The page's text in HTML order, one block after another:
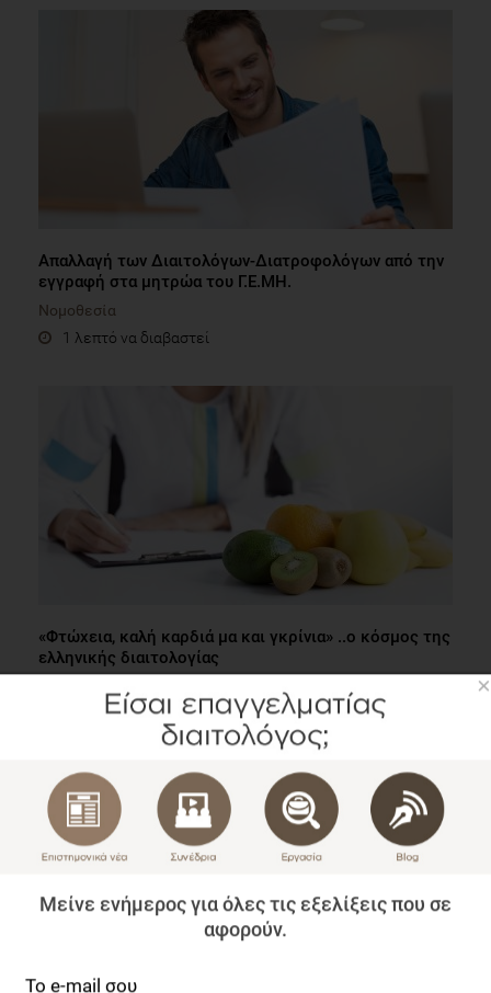
Απαλλαγή των Διαιτολόγων-Διατροφολόγων από την
εγγραφή στα μητρώα του Γ.Ε.ΜΗ.
Νομοθεσία
1 λεπτό να διαβαστεί
«Φτώχεια, καλή καρδιά μα και γκρίνια» ..ο κόσμος της
ελληνικής διαιτολογίας
2 λεπτά να διαβαστεί
×
Μείνε ενήμερος για όλες τις εξελίξεις που σε
αφορούν.